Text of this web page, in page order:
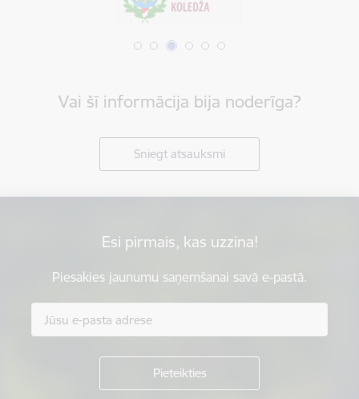
Vai šī informācija bija noderīga?
Sniegt atsauksmi
Esi pirmais, kas uzzina!
Piesakies jaunumu saņemšanai savā e-pastā.